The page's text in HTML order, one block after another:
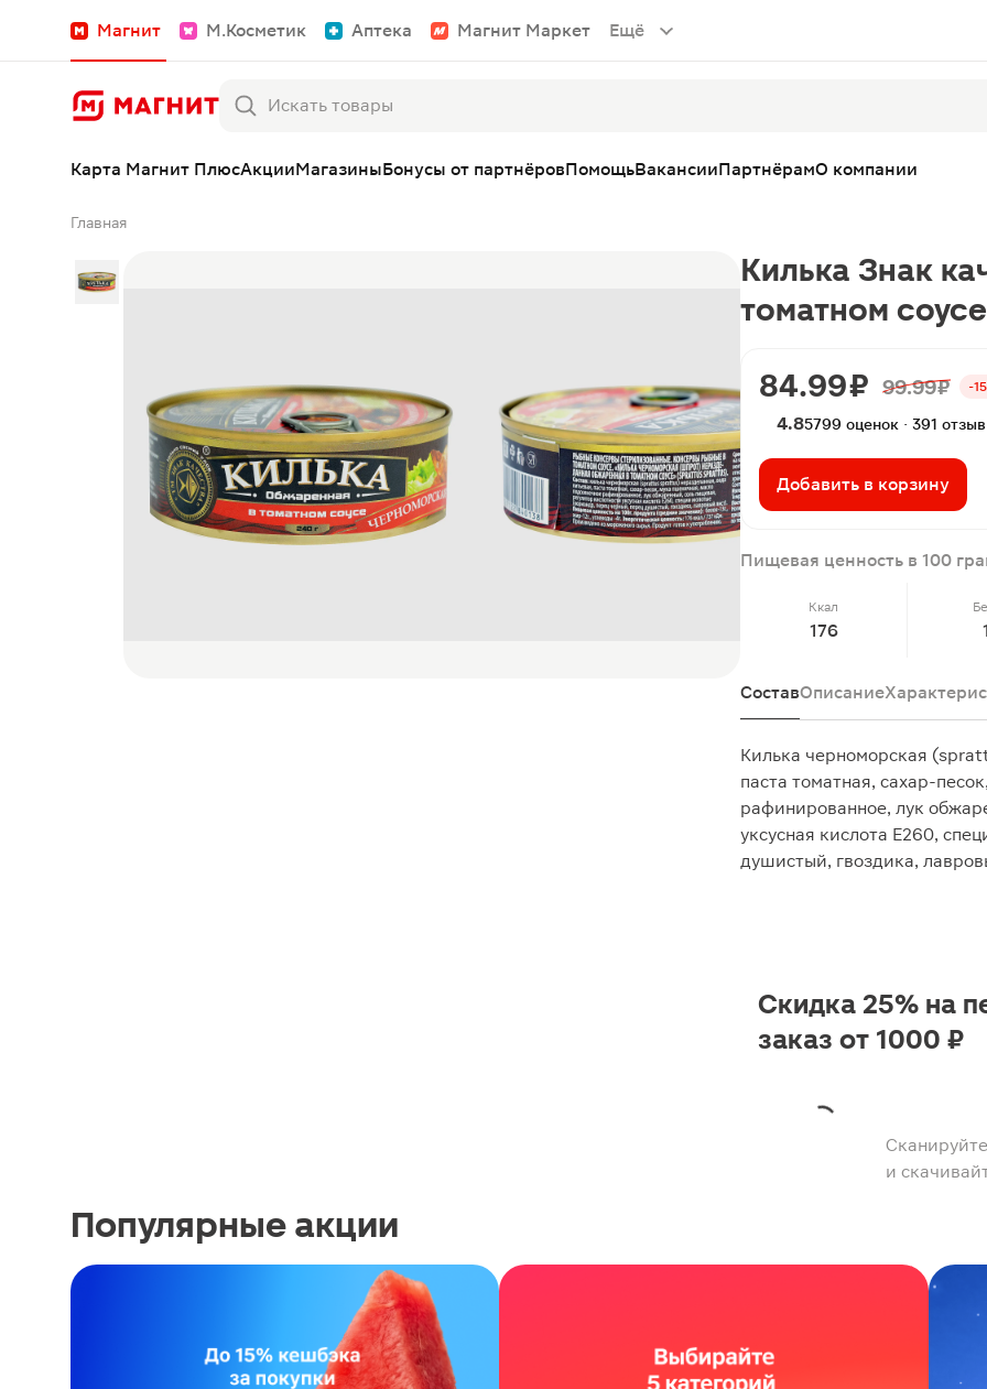
Магнит М.Косметик Аптека Магнит Маркет Ещё
Карта Магнит ПлюсАкцииМагазиныБонусы от партнёровПомощьВакансииПартнёрамО компании
Главная
Килька Знак
томатном
84.99 ₽ 99.99 ₽ -
4.85799 оценок · 391 отзыв
Добавить в корзину
Пищевая ценность в 100
Ккал
176
СоставОписание
Килька черноморская
паста томатная, сахар-
рафинированное, лук
уксусная кислота Е260,
душистый, гвоздика,
и
Скидка 25% на
заказ от 1000 ₽
Популярные акции